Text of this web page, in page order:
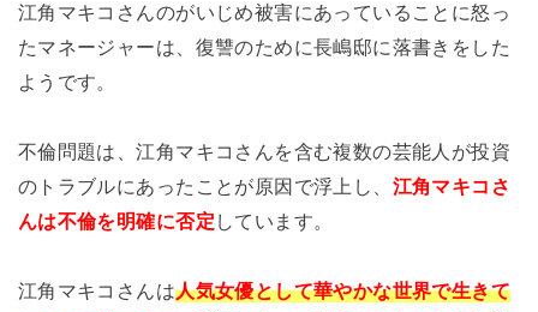
江角マキコさんのがいじめ被害にあっていることに怒っ
たマネージャーは、復讐のために長嶋邸に落書きをした
ようです。
不倫問題は、江角マキコさんを含む複数の芸能人が投資
のトラブルにあったことが原因で浮上し、 江角マキコさ
んは不倫を明確に否定 しています。
江角マキコさんは人気女優として華やかな世界で生きて